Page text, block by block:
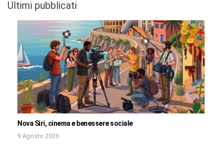
Ultimi pubblicati
Nova Siri, cinema e benessere sociale
9 Agosto 2026